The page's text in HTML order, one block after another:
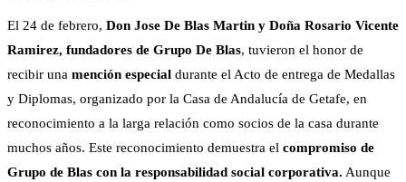
El 24 de febrero, Don Jose De Blas Martin y Doña Rosario Vicente
Ramirez, fundadores de Grupo De Blas, tuvieron el honor de
recibir una mención especial durante el Acto de entrega de Medallas
y Diplomas, organizado por la Casa de Andalucía de Getafe, en
reconocimiento a la larga relación como socios de la casa durante
muchos años. Este reconocimiento demuestra el compromiso de
Grupo de Blas con la responsabilidad social corporativa. Aunque